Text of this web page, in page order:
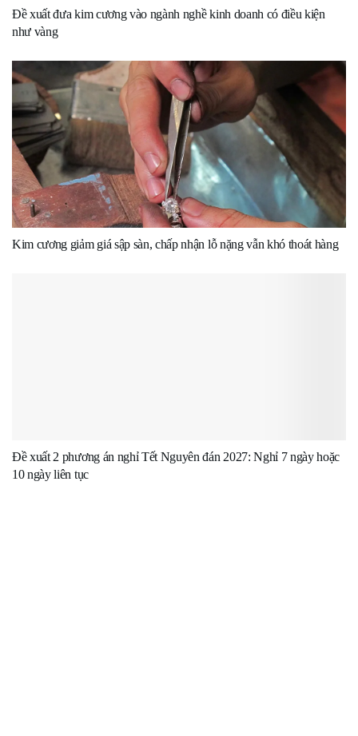
Đề xuất đưa kim cương vào ngành nghề kinh doanh có điều kiện
như vàng
Kim cương giảm giá sập sàn, chấp nhận lỗ nặng vẫn khó thoát hàng
Đề xuất 2 phương án nghỉ Tết Nguyên đán 2027: Nghỉ 7 ngày hoặc
10 ngày liên tục